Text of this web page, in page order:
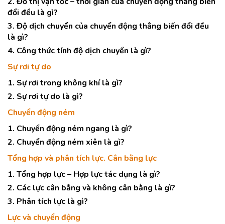
đổi đều là gì?
3. Độ dịch chuyển của chuyển động thẳng biến đổi đều
là gì?
4. Công thức tính độ dịch chuyển là gì?
Sự rơi tự do
1. Sự rơi trong không khí là gì?
2. Sự rơi tự do là gì?
Chuyển động ném
1. Chuyển động ném ngang là gì?
2. Chuyển động ném xiên là gì?
Tổng hợp và phân tích lực. Cân bằng lực
1. Tổng hợp lực – Hợp lực tác dụng là gì?
2. Các lực cân bằng và không cân bằng là gì?
3. Phân tích lực là gì?
Lực và chuyển động